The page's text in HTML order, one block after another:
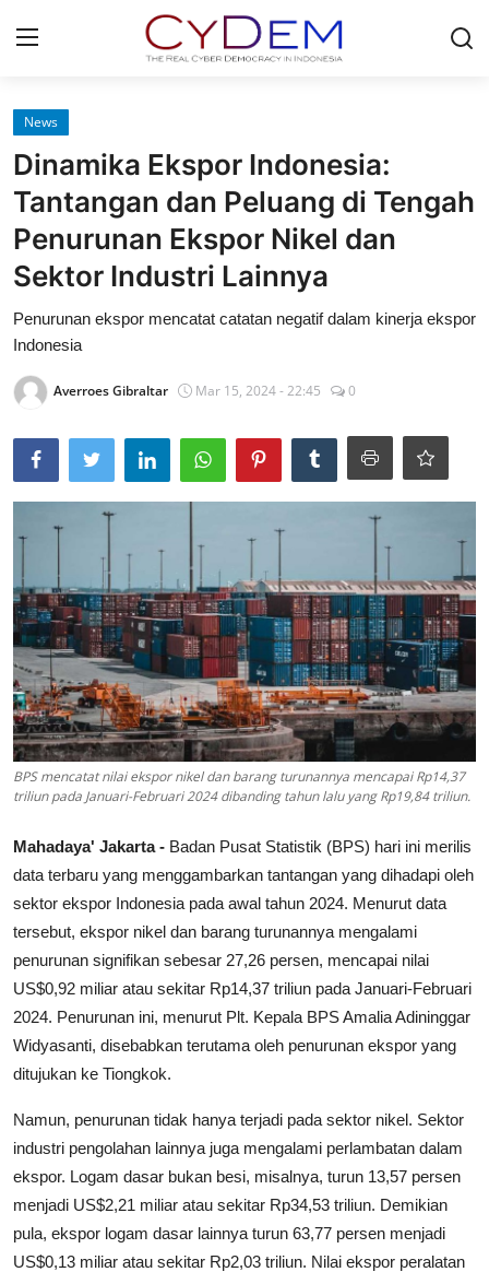
Home
News
Contact
Redaksi
Politik
Nasional
News
Dinamika Ekspor Indonesia:
Tantangan dan Peluang di Tengah
Penurunan Ekspor Nikel dan
Sektor Industri Lainnya
Penurunan ekspor mencatat catatan negatif dalam kinerja ekspor
Indonesia
Averroes Gibraltar Mar 15, 2024 - 22:45 0
BPS mencatat nilai ekspor nikel dan barang turunannya mencapai Rp14,37
triliun pada Januari-Februari 2024 dibanding tahun lalu yang Rp19,84 triliun.
Mahadaya' Jakarta - Badan Pusat Statistik (BPS) hari ini merilis
data terbaru yang menggambarkan tantangan yang dihadapi oleh
sektor ekspor Indonesia pada awal tahun 2024. Menurut data
tersebut, ekspor nikel dan barang turunannya mengalami
penurunan signifikan sebesar 27,26 persen, mencapai nilai
US$0,92 miliar atau sekitar Rp14,37 triliun pada Januari-Februari
2024. Penurunan ini, menurut Plt. Kepala BPS Amalia Adininggar
Widyasanti, disebabkan terutama oleh penurunan ekspor yang
ditujukan ke Tiongkok.
Namun, penurunan tidak hanya terjadi pada sektor nikel. Sektor
industri pengolahan lainnya juga mengalami perlambatan dalam
ekspor. Logam dasar bukan besi, misalnya, turun 13,57 persen
menjadi US$2,21 miliar atau sekitar Rp34,53 triliun. Demikian
pula, ekspor logam dasar lainnya turun 63,77 persen menjadi
US$0,13 miliar atau sekitar Rp2,03 triliun. Nilai ekspor peralatan